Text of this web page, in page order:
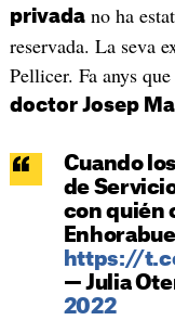
privadano ha
reservada. La seva
Pellicer. Fa anys
doctor Josep
Cuando
de
con quién
https://
— Julia
2022